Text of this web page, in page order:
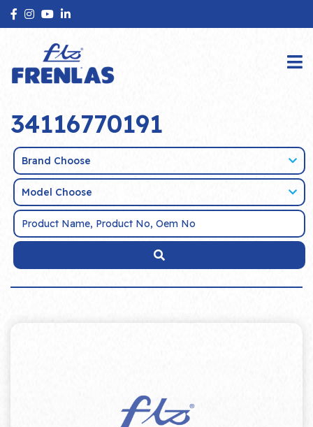
34116770191
Brand Choose
Model Choose